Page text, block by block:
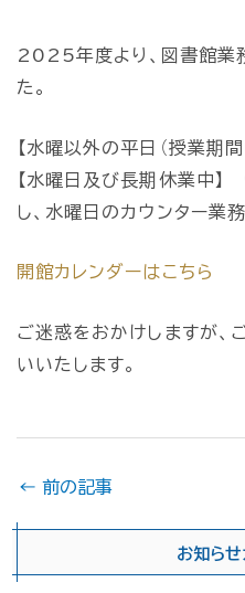
2025年度より、図書館業
た。
【水曜以外の平日（授業期
【水曜日及び長期休業
し、水曜日のカウンター業
開館カレンダーはこちら
ご迷惑をおかけしますが、
いいたします。
← 前の記事
お知らせ